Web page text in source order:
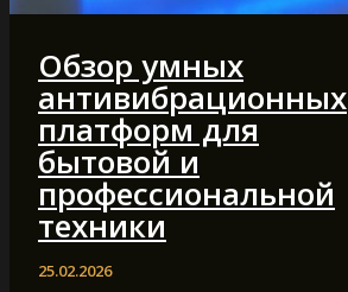
Обзор умных
антивибрационных
платформ для
бытовой и
профессиональной
техники
25.02.2026